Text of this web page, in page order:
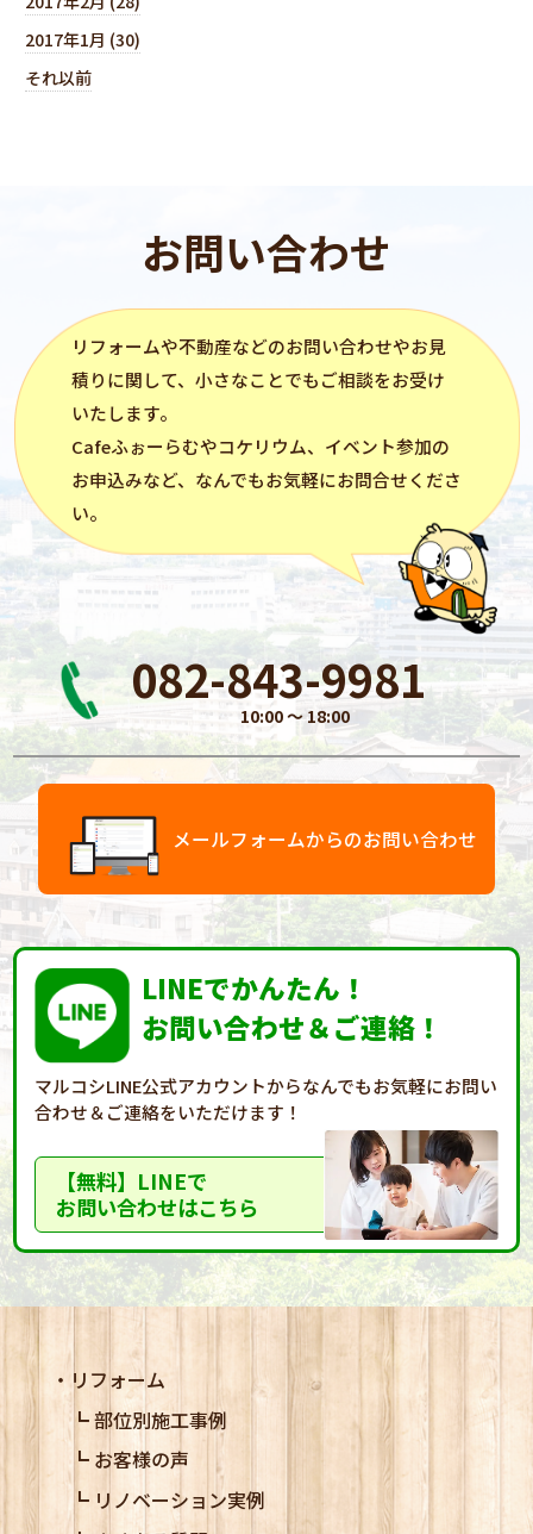
2017年1月 (30)
それ以前
お問い合わせ
リフォームや不動産などのお問い合わせやお見
積りに関して、小さなことでもご相談をお受け
いたします。
Cafeふぉーらむやコケリウム、イベント参加の
お申込みなど、なんでもお気軽にお問合せくださ
い。
082-843-9981
10:00 〜 18:00
メールフォームからのお問い合わせ
LINEでかんたん！
お問い合わせ＆ご連絡！
マルコシLINE公式アカウントからなんでもお気軽にお問い
合わせ＆ご連絡をいただけます！
【無料】LINEで
お問い合わせはこちら
リフォーム
部位別施工事例
お客様の声
リノベーション実例